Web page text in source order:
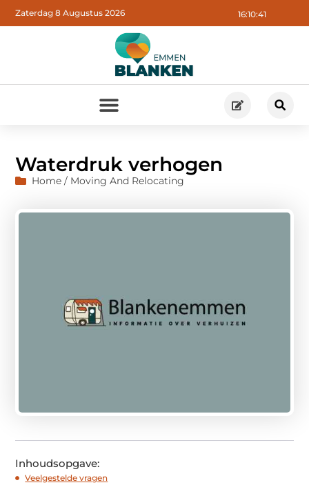
16:10:42
Zaterdag 8 Augustus 2026
Waterdruk verhogen
Home / Moving And Relocating
Inhoudsopgave:
Veelgestelde vragen